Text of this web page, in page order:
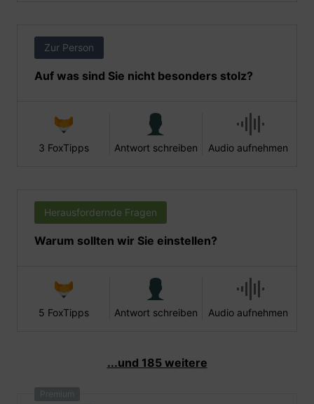
Zur Person
Auf was sind Sie nicht besonders stolz?
3 FoxTipps Antwort schreiben Audio aufnehmen
Herausfordernde Fragen
Warum sollten wir Sie einstellen?
5 FoxTipps Antwort schreiben Audio aufnehmen
...und 185 weitere
Premium